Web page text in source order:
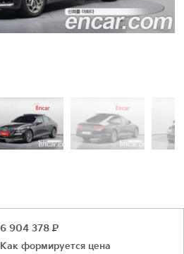
6 904 378 Р
Как формируется цена